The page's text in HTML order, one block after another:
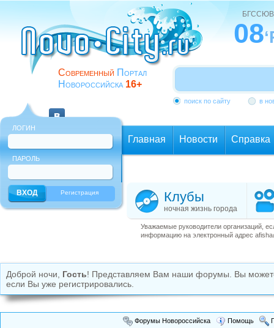
Современный Портал
Новороссийска 16+
08
поиск по сайту в
ЛОГИН
ПАРОЛЬ
Регистрация
Главная Новости Справка
Клубы
ночная жизнь города
Уважаемые руководители организаций,
информацию на электронный адрес
Доброй ночи, Гость! Представляем Вам наши форумы. Вы
если Вы уже регистрировались.
Форумы Новороссийска Помощь